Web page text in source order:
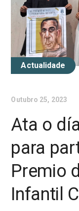
Actualidade
Outubro 25, 2023
Ata o
para
Premio
Infantil